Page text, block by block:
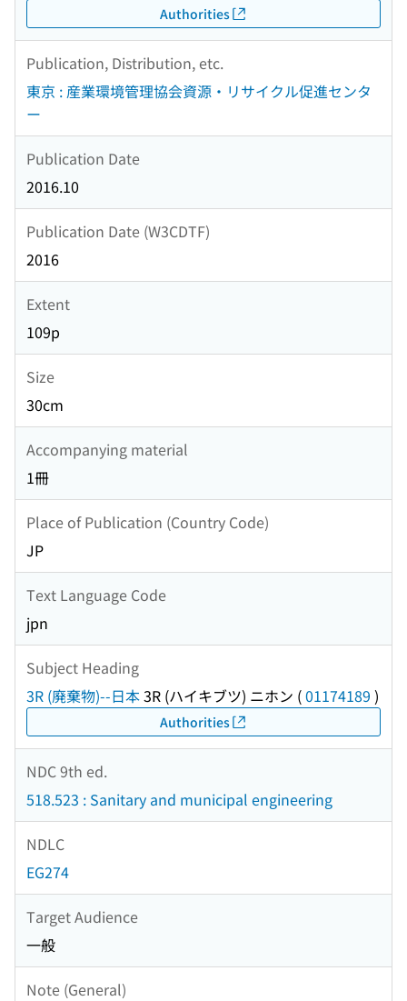
Authorities
Publication, Distribution, etc.
東京 : 産業環境管理協会資源・リサイクル促進センタ
ー
Publication Date
2016.10
Publication Date (W3CDTF)
2016
Extent
109p
Size
30cm
Accompanying material
1冊
Place of Publication (Country Code)
JP
Text Language Code
jpn
Subject Heading
3R (廃棄物)--日本3R (ハイキブツ) ニホン (01174189 )
Authorities
NDC 9th ed.
518.523 : Sanitary and municipal engineering
NDLC
EG274
Target Audience
一般
Note (General)